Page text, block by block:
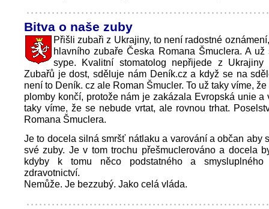
Bitva o naše zuby
Přišli zubaři z Ukrajiny, to není radostné
hlavního zubaře Česka Romana Šmuclera. A
sype. Kvalitní stomatolog nepřijede z Ukrajiny
Zubařů je dost, sděluje nám Deník.cz a když se na
není to Deník. cz ale Roman Šmucler. To už taky víme,
plomby končí, protože nám je zakázala Evropská unie a
taky víme, že se nebude vrtat, ale rovnou trhat.
Romana Šmuclera.
Je to docela silná smršť nátlaku a varování a občan aby
své zuby. Je v tom trochu přešmuclerováno a docela
kdyby k tomu něco podstatného a
zdravotnictví.
Nemůže. Je bezzubý. Jako celá vláda.